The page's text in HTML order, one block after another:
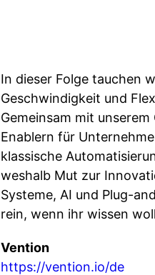
In dieser Folge tauchen
Geschwindigkeit und
Gemeinsam mit
Enablern für
klassische
weshalb Mut zur
Systeme, AI und Plug-
rein, wenn ihr wissen
Vention
https://vention.io/de